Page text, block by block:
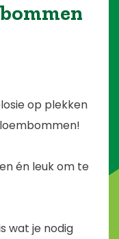
op plekken
én leuk om te
wat je nodig